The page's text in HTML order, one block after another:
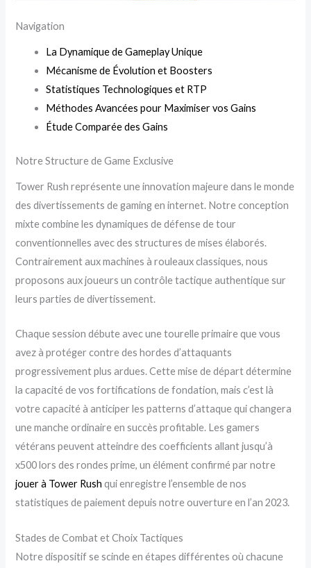
Navigation
La Dynamique de Gameplay Unique
Mécanisme de Évolution et Boosters
Statistiques Technologiques et RTP
Méthodes Avancées pour Maximiser vos Gains
Étude Comparée des Gains
Notre Structure de Game Exclusive
Tower Rush représente une innovation majeure dans le monde
des divertissements de gaming en internet. Notre conception
mixte combine les dynamiques de défense de tour
conventionnelles avec des structures de mises élaborés.
Contrairement aux machines à rouleaux classiques, nous
proposons aux joueurs un contrôle tactique authentique sur
leurs parties de divertissement.
Chaque session débute avec une tourelle primaire que vous
avez à protéger contre des hordes d’attaquants
progressivement plus ardues. Cette mise de départ détermine
la capacité de vos fortifications de fondation, mais c’est là
votre capacité à anticiper les patterns d’attaque qui changera
une manche ordinaire en succès profitable. Les gamers
vétérans peuvent atteindre des coefficients allant jusqu’à
x500 lors des rondes prime, un élément confirmé par notre
jouer à Tower Rush qui enregistre l’ensemble de nos
statistiques de paiement depuis notre ouverture en l’an 2023.
Stades de Combat et Choix Tactiques
Notre dispositif se scinde en étapes différentes où chacune